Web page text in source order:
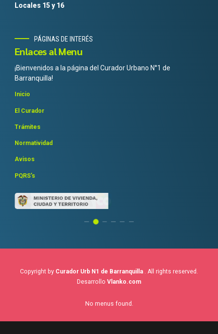
Locales 15 y 16
PÁGINAS DE INTERÉS
Enlaces al Menu
¡Bienvenidos a la página del Curador Urbano N°1 de
Barranquilla!
Inicio
El Curador
Trámites
Normatividad
Avisos
PQRS’s
Copyright by Curador Urb N1 de Barranquilla . All rights reserved.
Desarrollo Vlanko.com
No menus found.